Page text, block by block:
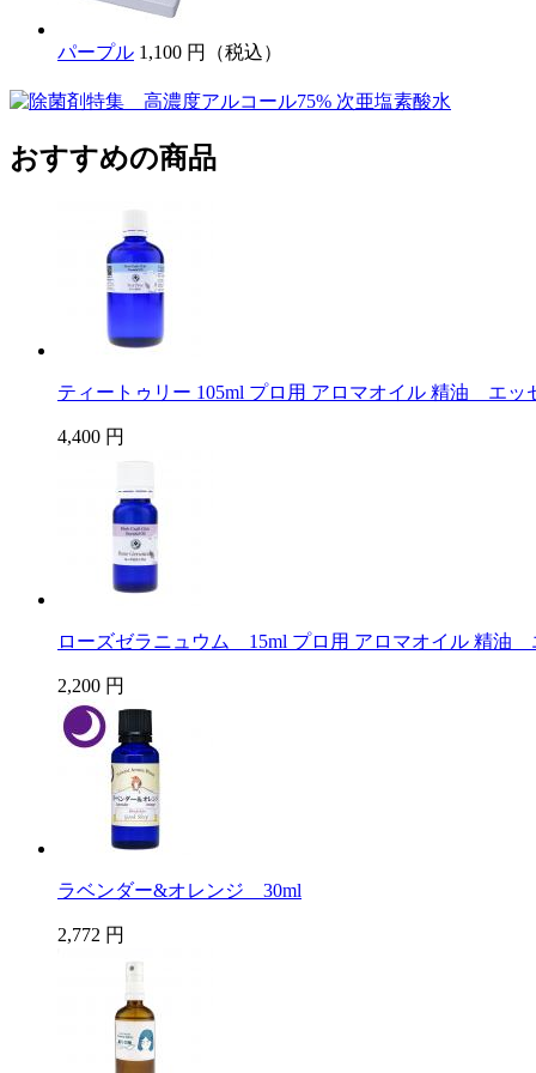
パープル 1,100 円（税込）
おすすめの商品
ティートゥリー 105ml プロ用 アロマオイル 精油 エッ
4,400 円
ローズゼラニュウム 15ml プロ用 アロマオイル 精油
2,200 円
ラベンダー&オレンジ 30ml
2,772 円